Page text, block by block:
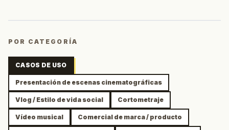
POR CATEGORÍA
CASOS DE USO
Presentación de escenas cinematográficas
Vlog / Estilo de vida social Cortometraje
Vídeo musical Comercial de marca / producto